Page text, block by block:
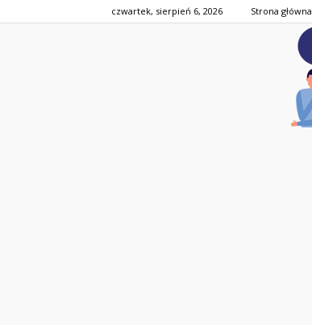
czwartek, sierpień 6, 2026 Strona główna